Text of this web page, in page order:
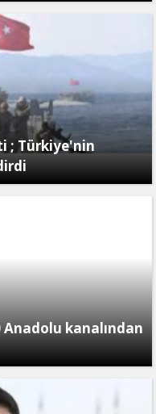
; Türkiye'nin
Anadolu kanalından